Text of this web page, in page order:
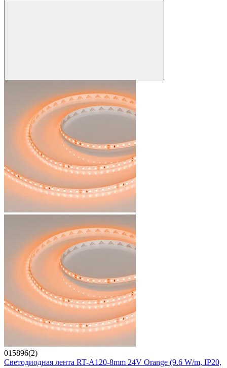
015896(2)
Светодиодная лента RT-A120-8mm 24V Orange (9.6 W/m, IP20,